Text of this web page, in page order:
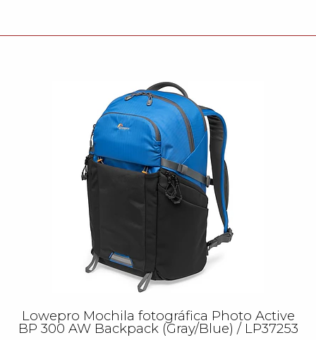
Lowepro Mochila fotográfica Photo Active
BP 300 AW Backpack (Gray/Blue) / LP37253